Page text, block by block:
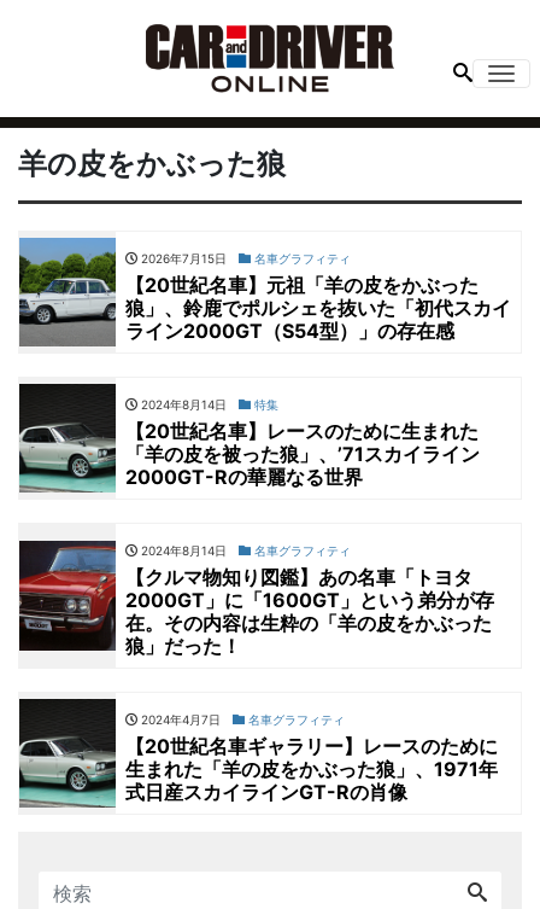
羊の皮をかぶった狼
2026年7月15日 名車グラフィティ
【20世紀名車】元祖「羊の皮をかぶった
狼」、鈴鹿でポルシェを抜いた「初代スカイ
ライン2000GT（S54型）」の存在感
2024年8月14日 特集
【20世紀名車】レースのために生まれた
「羊の皮を被った狼」、’71スカイライン
2000GT-Rの華麗なる世界
2024年8月14日 名車グラフィティ
【クルマ物知り図鑑】あの名車「トヨタ
2000GT」に「1600GT」という弟分が存
在。その内容は生粋の「羊の皮をかぶった
狼」だった！
2024年4月7日 名車グラフィティ
【20世紀名車ギャラリー】レースのために
生まれた「羊の皮をかぶった狼」、1971年
式日産スカイラインGT-Rの肖像